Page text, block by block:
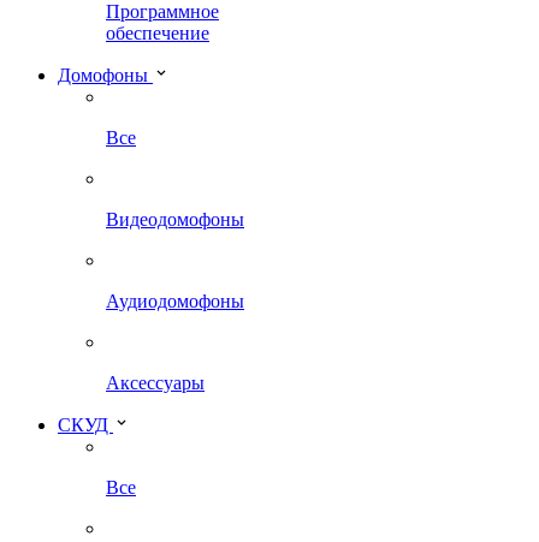
Программное
обеспечение
Домофоны
Все
Видеодомофоны
Аудиодомофоны
Аксессуары
СКУД
Все